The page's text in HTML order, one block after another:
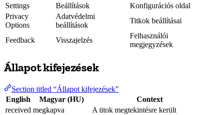
Settings
Beállítások
Konfigurációs oldal
Privacy
Options
Adatvédelmi
beállítások
Titkok beállításai
Feedback Visszajelzés
Felhasználói
megjegyzések
Állapot kifejezések
Section titled “Állapot kifejezések”
English
Magyar (HU)
Context
received megkapva
A titok megtekintésre került